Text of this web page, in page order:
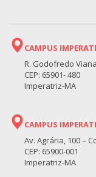
CAMPUS
R. Godofredo
CEP: 65901- 480
Imperatriz-MA
CAMPUS
Av. Agrária, 100 –
CEP: 65900-001
Imperatriz-MA